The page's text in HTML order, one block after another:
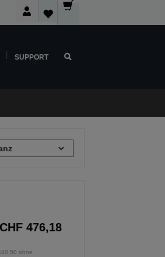
SUPPORT
CHF 476,18
ohne